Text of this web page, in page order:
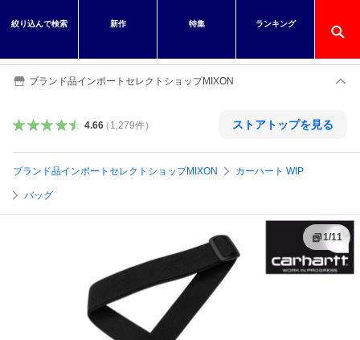
ブランド品インポートセレクトショップMIXON
4.66（ 1,279件） ストアトップを見る
ブランド品インポートセレクトショップMIXON カーハート WIP
バッグ
1/11
絞り込んで検索 新作 特集 ランキング